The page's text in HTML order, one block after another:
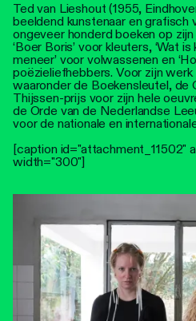
Ted van Lieshout (1955,
beeldend kunstenaar en grafisch
ongeveer honderd boeken op
‘Boer Boris’ voor kleuters, ‘Wat
meneer’ voor volwassenen en
poëzieliefhebbers. Voor zijn
waaronder de Boekensleutel, de
Thijssen-prijs voor zijn hele
de Orde van de Nederlandse
voor de nationale en
[caption id="attachment_11502"
width="300"]